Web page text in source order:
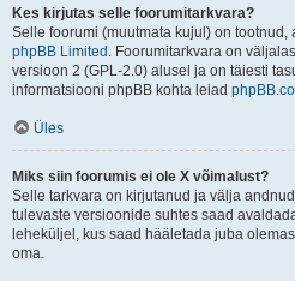
Kes kirjutas selle foorumitarkvara?
Selle foorumi (muutmata kujul) on
phpBB Limited . Foorumitarkvara on
versioon 2 (GPL-2.0) alusel ja on täiesti
informatsiooni phpBB kohta leiad
Üles
Miks siin foorumis ei ole X võimalust?
Selle tarkvara on kirjutanud ja välja
tulevaste versioonide suhtes saad
leheküljel, kus saad hääletada juba
oma.